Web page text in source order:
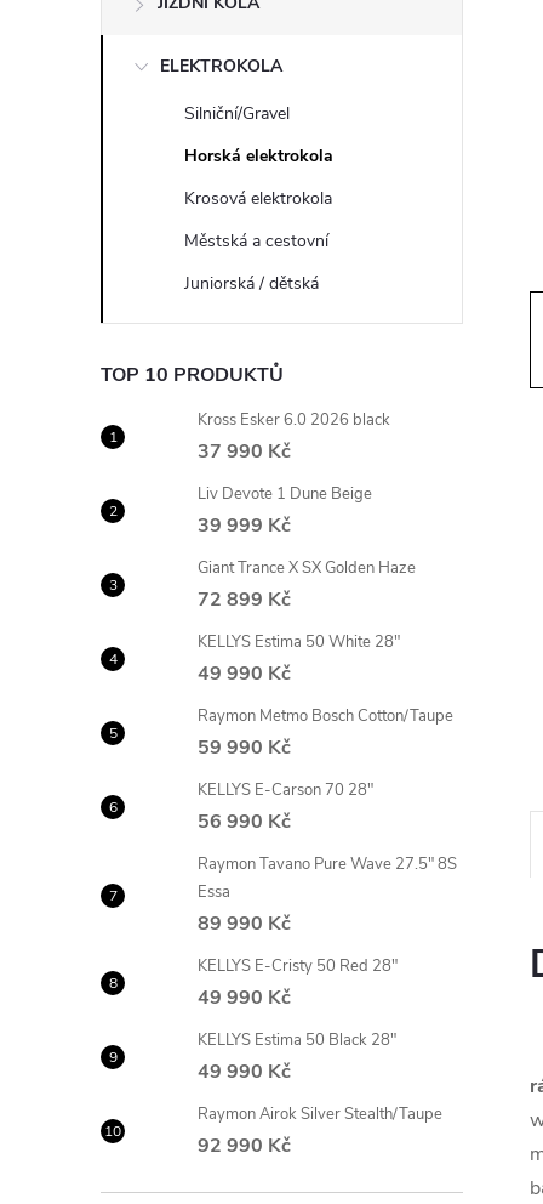
s
n
í
p
a
n
e
ELEKTROKOLA
Silniční/Gravel
Horská elektrokola
Krosová elektrokola
Městská a cestovní
Juniorská / dětská
TOP 10 PRODUKTŮ
Kross Esker 6.0 2026 black
37 990 Kč
Liv Devote 1 Dune Beige
39 999 Kč
Giant Trance X SX Golden Haze
72 899 Kč
KELLYS Estima 50 White 28"
49 990 Kč
Raymon Metmo Bosch Cotton/Taupe
59 990 Kč
KELLYS E-Carson 70 28"
56 990 Kč
Raymon Tavano Pure Wave 27.5" 8S
Essa
89 990 Kč
KELLYS E-Cristy 50 Red 28"
49 990 Kč
KELLYS Estima 50 Black 28"
49 990 Kč
Raymon Airok Silver Stealth/Taupe
92 990 Kč